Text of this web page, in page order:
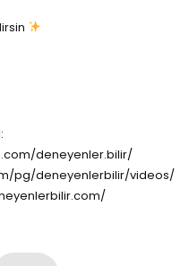
deneyenler.bilir/
pg/deneyenlerbilir/videos/